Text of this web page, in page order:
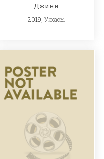
Джинн
2019, Ужасы